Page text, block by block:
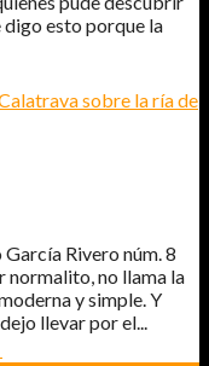
digo esto porque la
Rivero núm. 8
normalito, no llama la
y simple. Y
llevar por el...